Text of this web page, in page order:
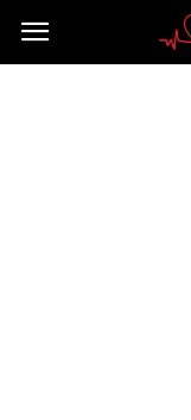
Czasnaterapie.pl